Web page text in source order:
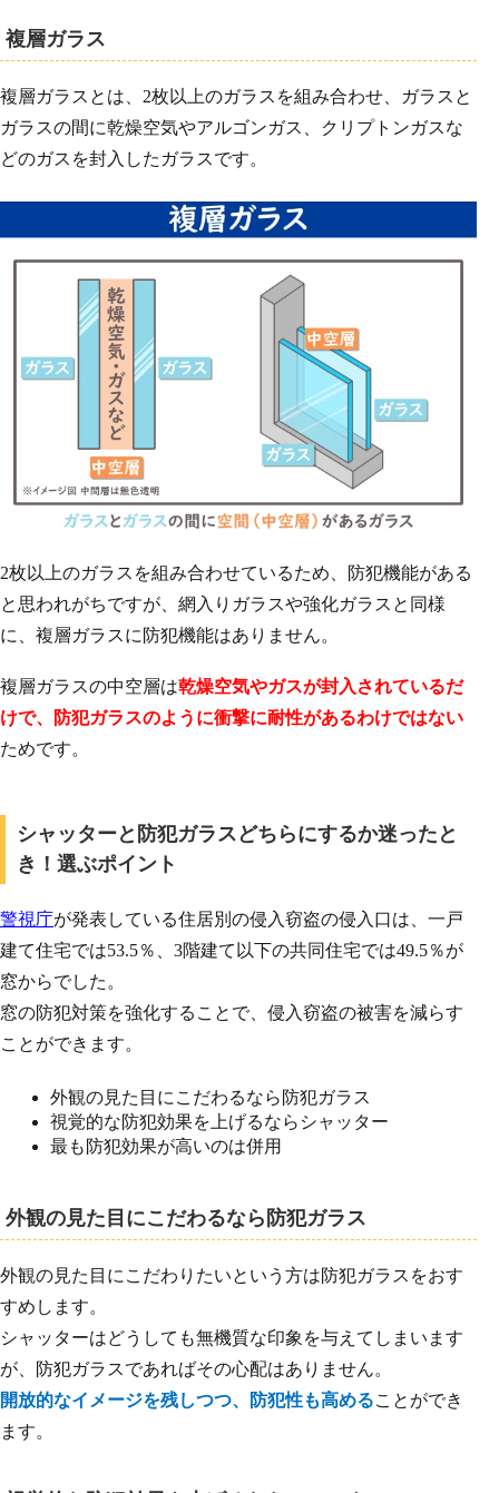
複層ガラス
複層ガラスとは、2枚以上のガラスを組み合わせ、ガラスと
ガラスの間に乾燥空気やアルゴンガス、クリプトンガスな
どのガスを封入したガラスです。
2枚以上のガラスを組み合わせているため、防犯機能がある
と思われがちですが、網入りガラスや強化ガラスと同様
に、複層ガラスに防犯機能はありません。
複層ガラスの中空層は乾燥空気やガスが封入されているだ
けで、防犯ガラスのように衝撃に耐性があるわけではない
ためです。
シャッターと防犯ガラスどちらにするか迷ったと
き！選ぶポイント
警視庁が発表している住居別の侵入窃盗の侵入口は、一戸
建て住宅では53.5％、3階建て以下の共同住宅では49.5％が
窓からでした。
窓の防犯対策を強化することで、侵入窃盗の被害を減らす
ことができます。
外観の見た目にこだわるなら防犯ガラス
視覚的な防犯効果を上げるならシャッター
最も防犯効果が高いのは併用
外観の見た目にこだわるなら防犯ガラス
外観の見た目にこだわりたいという方は防犯ガラスをおす
すめします。
シャッターはどうしても無機質な印象を与えてしまいます
が、防犯ガラスであればその心配はありません。
開放的なイメージを残しつつ、防犯性も高めることができ
ます。